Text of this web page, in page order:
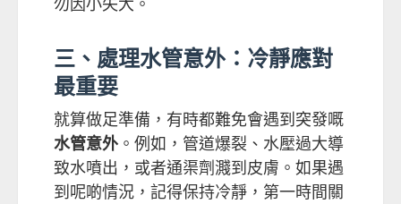
三、處理水管意外：冷靜應對
最重要
就算做足準備，有時都難免會遇到突發嘅
水管意外 。例如，管道爆裂、水壓過大導
致水噴出，或者通渠劑濺到皮膚。如果遇
到呢啲情況，記得保持冷靜，第一時間關